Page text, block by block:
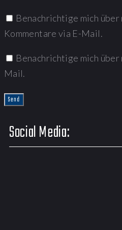
Benachrichtige mich
Kommentare via E-Mail.
Benachrichtige mich
Mail.
Social Media: